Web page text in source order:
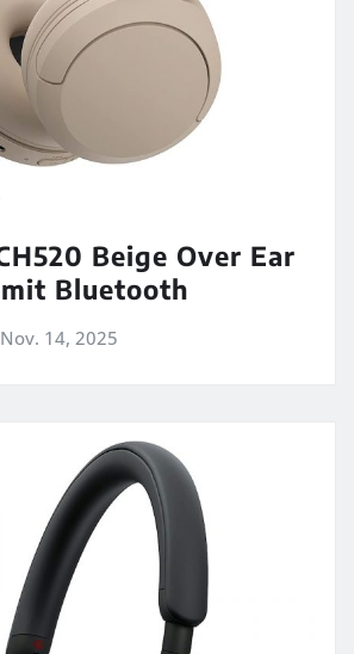
Beige Over Ear
Bluetooth
Nov. 14, 2025